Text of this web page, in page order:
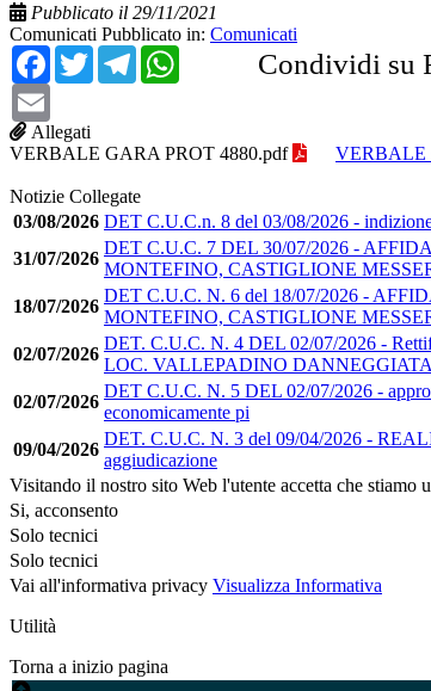
Pubblicato il 29/11/2021
Comunicati Pubblicato in: Comunicati
Condividi su
Facebook
TwitterTelegramWhatsApp
Email
Allegati
VERBALE GARA PROT 4880.pdf
VERBALE
Notizie Collegate
03/08/2026 DET C.U.C.n. 8 del 03/08/2026 -
31/07/2026
DET C.U.C. 7 DEL 30/07/2026 -
MONTEFINO, CASTIGLIONE
18/07/2026
DET C.U.C. N. 6 del 18/07/2026 -
MONTEFINO, CASTIGLIONE
02/07/2026
DET. C.U.C. N. 4 DEL 02/07/2026 -
LOC. VALLEPADINO DANNEGGIATA
02/07/2026
DET C.U.C. N. 5 DEL 02/07/2026 -
economicamente pi
09/04/2026
DET. C.U.C. N. 3 del 09/04/2026 -
aggiudicazione
Visitando il nostro sito Web l'utente accetta che stiamo
Si, acconsento
Solo tecnici
Solo tecnici
Vai all'informativa privacy Visualizza Informativa
Utilità
Torna a inizio pagina